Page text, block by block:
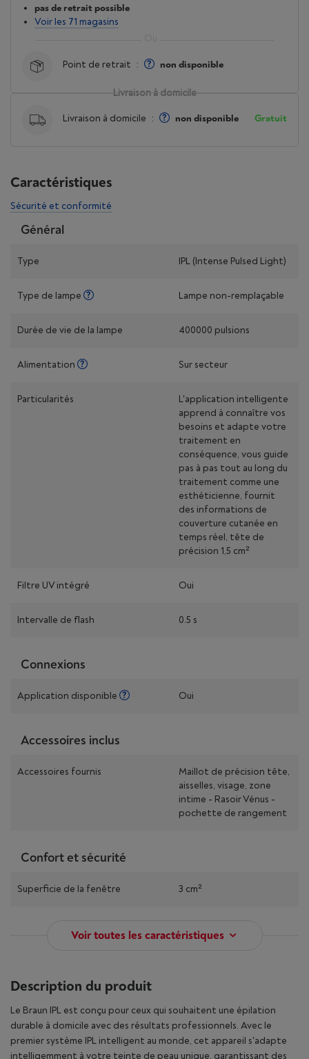
Livraison à domicile
Livraison à domicile : non disponible Gratuit
pas de retrait possible
Voir les 71 magasins
Point de retrait : non disponible
Caractéristiques
Sécurité et conformité
Général
Type IPL (Intense Pulsed Light)
Type de lampe Lampe non-remplaçable
Durée de vie de la lampe 400000 pulsions
Alimentation Sur secteur
Particularités
L'application intelligente
apprend à connaître vos
besoins et adapte votre
traitement en
conséquence, vous guide
pas à pas tout au long du
traitement comme une
esthéticienne, fournit
des informations de
couverture cutanée en
temps réel, tête de
précision 1,5 cm²
Filtre UV intégré Oui
Intervalle de flash 0.5 s
Connexions
Application disponible Oui
Accessoires inclus
Accessoires fournis
Maillot de précision tête,
aisselles, visage, zone
intime - Rasoir Vénus -
pochette de rangement
Confort et sécurité
Superficie de la fenêtre 3 cm²
Voir toutes les caractéristiques
Description du produit
Le Braun IPL est conçu pour ceux qui souhaitent une épilation
durable à domicile avec des résultats professionnels. Avec le
premier système IPL intelligent au monde, cet appareil s'adapte
intelligemment à votre teinte de peau unique, garantissant des